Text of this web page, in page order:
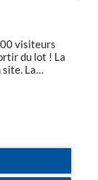
visiteurs
du lot ! La
site. La
pas
creuses et